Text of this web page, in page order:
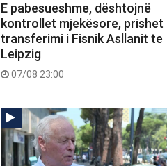
E pabesueshme, dështojnë
kontrollet mjekësore, prishet
transferimi i Fisnik Asllanit te
Leipzig
07/08 23:00